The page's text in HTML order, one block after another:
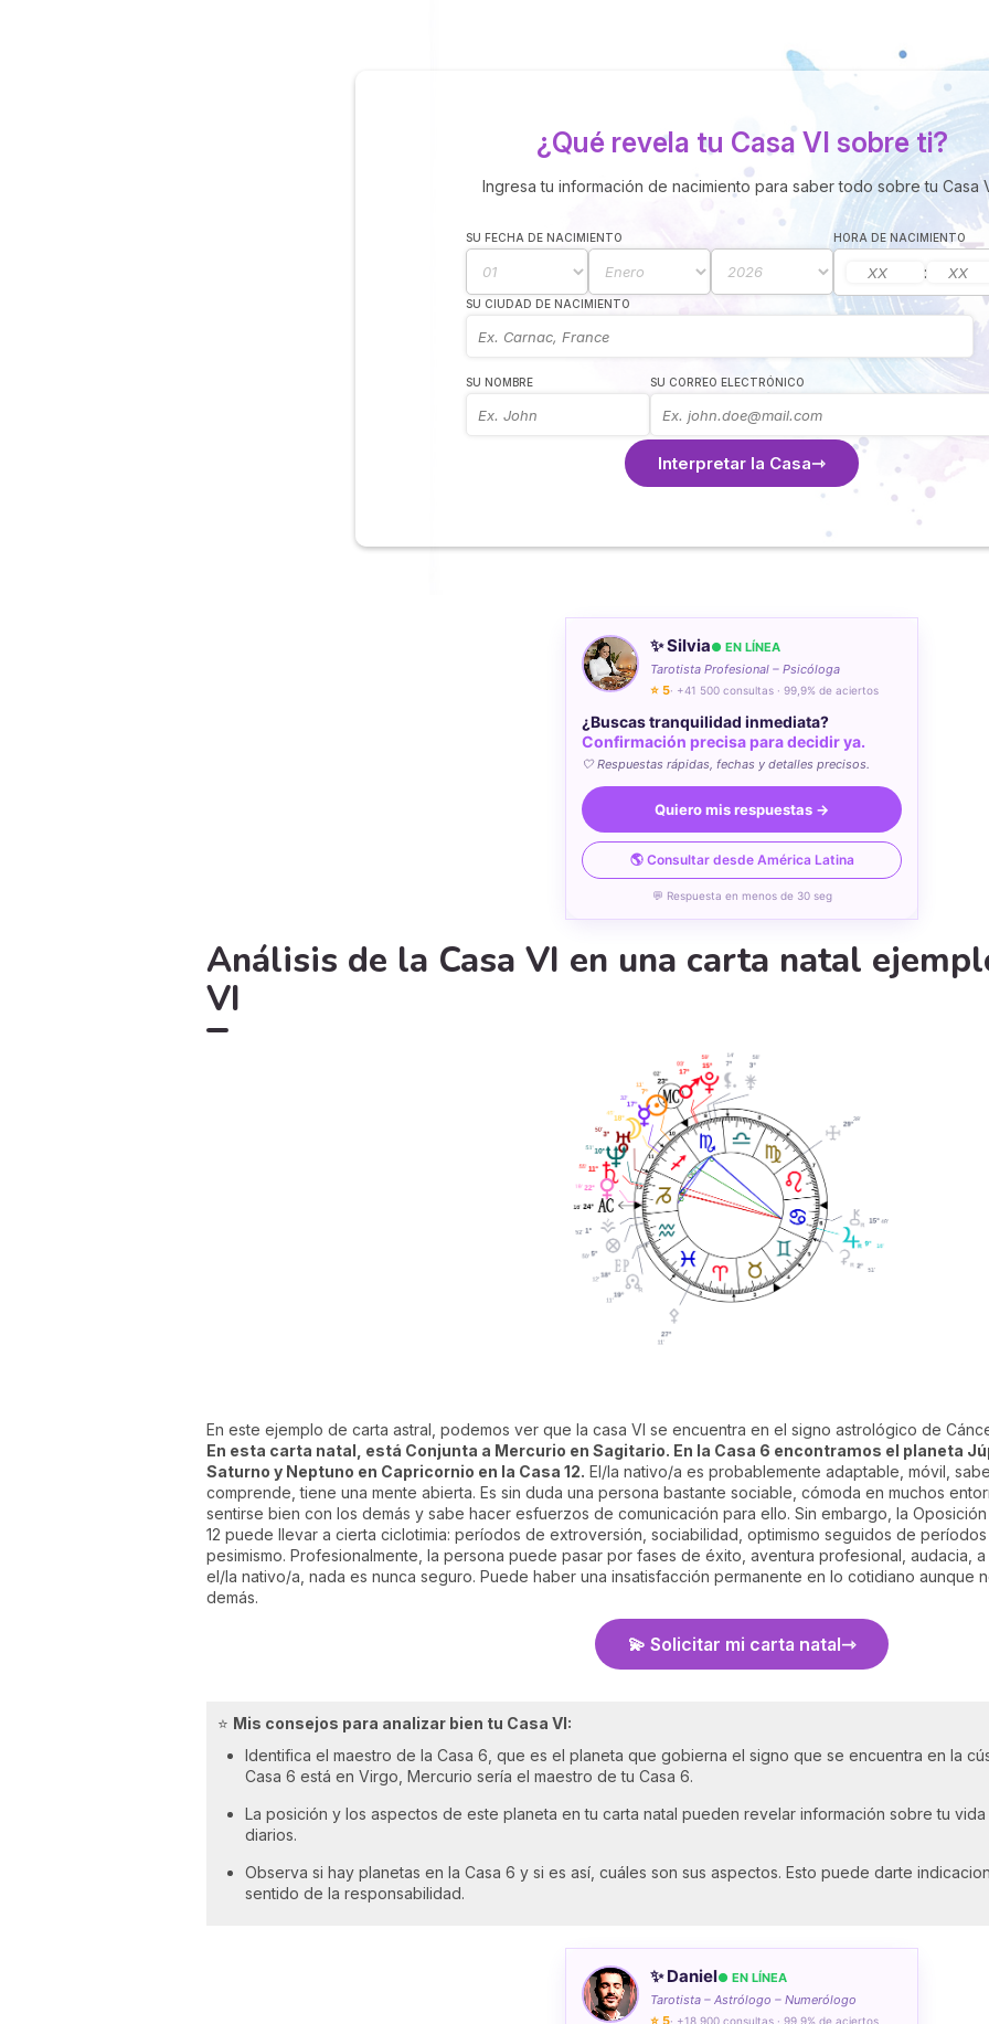
¿Qué revela tu Casa VI sobre ti?
Ingresa tu información de nacimiento para saber todo sobre tu Casa
SU FECHA DE NACIMIENTO HORA DE NACIMIENTO
:
SU CIUDAD DE NACIMIENTO
SU NOMBRE SU CORREO ELECTRÓNICO
Interpretar la Casa
✨ Silvia● EN LÍNEA
Tarotista Profesional – Psicóloga
⭐ 5· +41 500 consultas · 99,9% de aciertos
¿Buscas tranquilidad inmediata?
Confirmación precisa para decidir ya.
🤍 Respuestas rápidas, fechas y detalles precisos.
Quiero mis respuestas →
🌎 Consultar desde América Latina
💬 Respuesta en menos de 30 seg
Análisis de la Casa VI en una carta natal
VI
En este ejemplo de carta astral, podemos ver que la casa VI se encuentra en el signo astrológico de
En esta carta natal, está Conjunta a Mercurio en Sagitario. En la Casa 6 encontramos el planeta
Saturno y Neptuno en Capricornio en la Casa 12. El/la nativo/a es probablemente adaptable, móvil,
comprende, tiene una mente abierta. Es sin duda una persona bastante sociable, cómoda en muchos
sentirse bien con los demás y sabe hacer esfuerzos de comunicación para ello. Sin embargo, la
12 puede llevar a cierta ciclotimia: períodos de extroversión, sociabilidad, optimismo seguidos de
pesimismo. Profesionalmente, la persona puede pasar por fases de éxito, aventura profesional, audacia,
el/la nativo/a, nada es nunca seguro. Puede haber una insatisfacción permanente en lo cotidiano aunque
demás.
💫 Solicitar mi carta natal
⭐ Mis consejos para analizar bien tu Casa VI:
Identifica el maestro de la Casa 6, que es el planeta que gobierna el signo que se encuentra en la
Casa 6 está en Virgo, Mercurio sería el maestro de tu Casa 6.
La posición y los aspectos de este planeta en tu carta natal pueden revelar información sobre tu
diarios.
Observa si hay planetas en la Casa 6 y si es así, cuáles son sus aspectos. Esto puede darte
sentido de la responsabilidad.
✨ Daniel● EN LÍNEA
Tarotista – Astrólogo – Numerólogo
⭐ 5· +18 900 consultas · 99,9% de aciertos